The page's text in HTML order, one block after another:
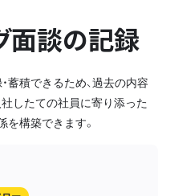
面談の記録
蓄積できるため、過去の内容
したての社員に寄り添った
を構築できます。